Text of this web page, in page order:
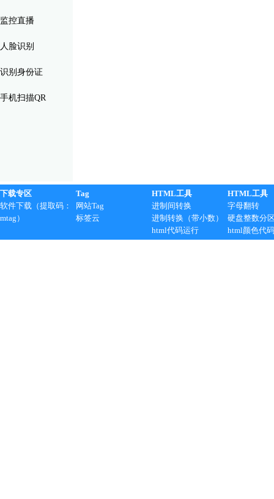
监控直播
人脸识别
识别身份证
手机扫描QR
下载专区
软件下载（提取码：
mtag）
Tag
网站Tag
标签云
HTML工具
进制间转换
进制转换（带小数）
html代码运行
HTML工具
字母翻转
硬盘整数分
html颜色代码